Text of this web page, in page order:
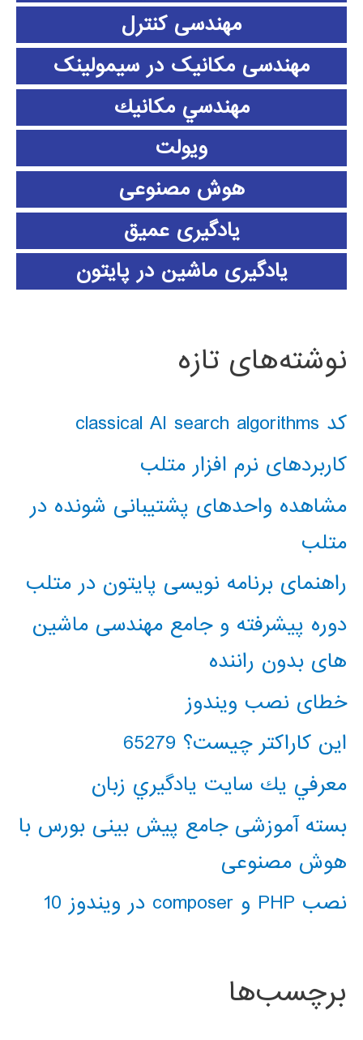
مهندسی کنترل
مهندسی مکانیک در سیمولینک
مهندسي مكانيك
ویولت
هوش مصنوعی
یادگیری عمیق
یادگیری ماشین در پایتون
نوشته‌های تازه
کد classical AI search algorithms
کاربردهای نرم افزار متلب
مشاهده واحدهای پشتیبانی شونده در
متلب
راهنمای برنامه نویسی پایتون در متلب
دوره پیشرفته و جامع مهندسی ماشین
های بدون راننده
خطای نصب ویندوز
این کاراکتر چیست؟ 65279
معرفي يك سايت يادگيري زبان
بسته آموزشی جامع پیش بینی بورس با
هوش مصنوعی
نصب PHP و composer در ویندوز 10
برچسب‌ها